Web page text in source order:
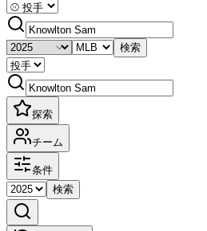
検索
探索
チーム
条件
検索